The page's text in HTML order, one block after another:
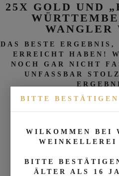
BITTE
WILKOMMEN BEI
WEINKELLEREI
BITTE
ÄLTER ALS 16
25X GOLD UND
WANGLER
DAS BESTE
ERREICHT HABEN!
NOCH GAR NICHT
UNFASSBAR
7X GOLD FÜR